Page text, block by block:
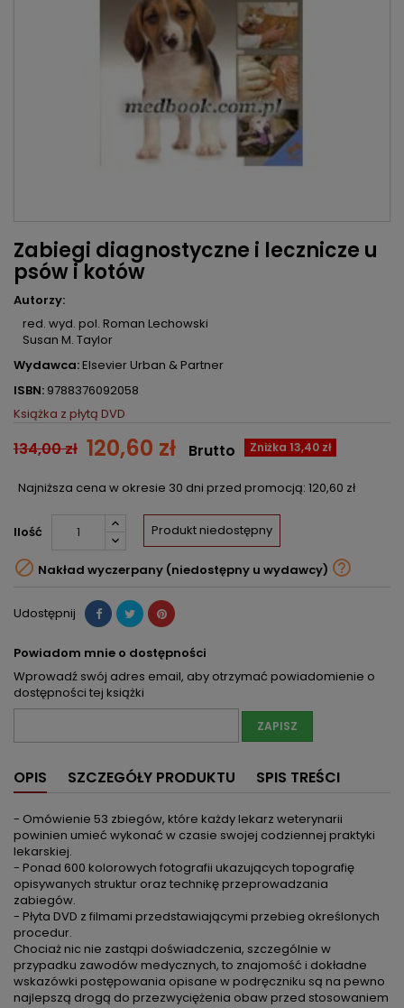
Zabiegi diagnostyczne i lecznicze u
psów i kotów
Autorzy:
red. wyd. pol. Roman Lechowski
Susan M. Taylor
Wydawca:Elsevier Urban & Partner
ISBN: 9788376092058
Książka z płytą DVD
134,00 zł 120,60 zł Zniżka 13,40 zł
Brutto
Najniższa cena w okresie 30 dni przed promocją: 120,60 zł
Ilość Produkt niedostępny
 Nakład wyczerpany (niedostępny u wydawcy) 
Udostępnij
Powiadom mnie o dostępności
Wprowadź swój adres email, aby otrzymać powiadomienie o
dostępności tej książki
ZAPISZ
OPIS SZCZEGÓŁY PRODUKTU SPIS TREŚCI
- Omówienie 53 zbiegów, które każdy lekarz weterynarii
powinien umieć wykonać w czasie swojej codziennej praktyki
lekarskiej.
- Ponad 600 kolorowych fotografii ukazujących topografię
opisywanych struktur oraz technikę przeprowadzania
zabiegów.
- Płyta DVD z filmami przedstawiającymi przebieg określonych
procedur.
Chociaż nic nie zastąpi doświadczenia, szczególnie w
przypadku zawodów medycznych, to znajomość i dokładne
wskazówki postępowania opisane w podręczniku są na pewno
najlepszą drogą do przezwyciężenia obaw przed stosowaniem